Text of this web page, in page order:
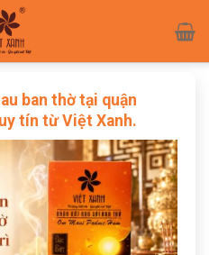
ban thờ tại quận
tín từ Việt Xanh.